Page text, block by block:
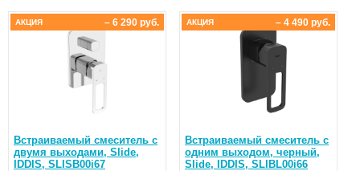
Встраиваемый смеситель с
двумя выходами, Slide,
IDDIS, SLISB00i67
– 6 290 руб.
АКЦИЯ
Встраиваемый смеситель с
одним выходом, черный,
Slide, IDDIS, SLIBL00i66
– 4 490 руб.
АКЦИЯ